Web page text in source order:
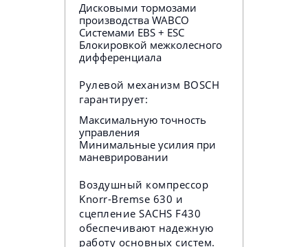
Дисковыми тормозами
производства WABCO
Системами EBS + ESC
Блокировкой межколесного
дифференциала
Рулевой механизм BOSCH
гарантирует:
Максимальную точность
управления
Минимальные усилия при
маневрировании
Воздушный компрессор
Knorr-Bremse 630 и
сцепление SACHS F430
обеспечивают надежную
работу основных систем.